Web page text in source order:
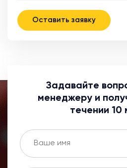
Оставить заявку
Задавайте
менеджеру и
течении 10